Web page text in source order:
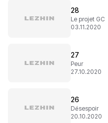
28
Le projet GC
03.11.2020
27
Peur
27.10.2020
26
Désespoir
20.10.2020